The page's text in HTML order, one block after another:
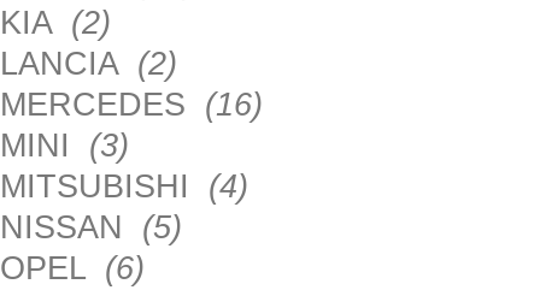
KIA (2)
LANCIA (2)
MERCEDES (16)
MINI (3)
MITSUBISHI (4)
NISSAN (5)
OPEL (6)